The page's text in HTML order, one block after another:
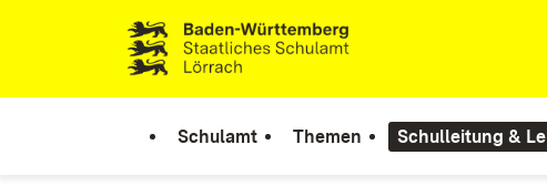
Zum Inhalt springen
Link zur Startseite
Schulamt Themen Schulleitung &